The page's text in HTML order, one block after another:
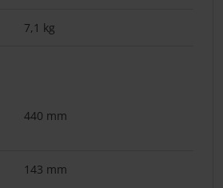
7,1 kg
440 mm
143 mm